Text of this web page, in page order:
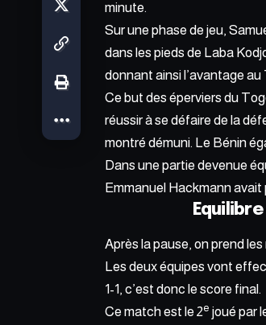
minute.
Sur une phase de jeu,
dans les pieds de Laba
donnant ainsi l’avantage au
Ce but des éperviers du
réussir à se défaire de la
montré démuni. Le Bénin
Dans une partie devenue
Emmanuel Hackmann avait
Après la pause, on prend
Les deux équipes vont
1-1, c’est donc le score final.
Ce match est le 2e joué par